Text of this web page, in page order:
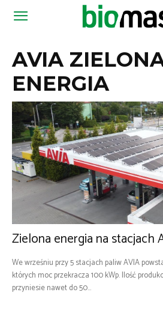
Magazyn
AVIA
ENERGIA
Zielona energia na stacjach
We wrześniu przy 5 stacjach paliw AVIA
których moc przekracza 100 kWp. Ilość
przyniesie nawet do 50...